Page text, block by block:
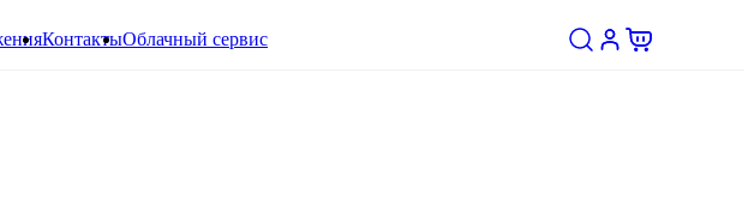
КонтактыОблачный сервис